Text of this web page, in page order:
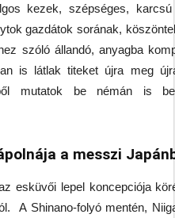
kezek, szépséges,
gazdátok sorának,
szóló állandó, anyagba
is látlak titeket újra meg
mutatok be némán is
a messzi
esküvői lepel koncepciója
A Shinano-folyó mentén,